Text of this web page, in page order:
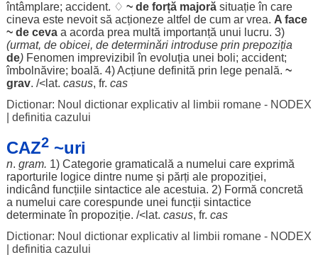
întâmplare; accident. ♢ ~ de forță majoră situațieîn care
cineva este nevoitsă acționeze altfel de cum ar vrea. A face
~ de ceva a acorda prea multă importanță unui lucru. 3)
(urmat, de obicei, de determinări introduseprin prepoziția
de) Fenomen imprevizibil în evoluția unei boli; accident;
îmbolnăvire; boală. 4)Acțiune definită prin lege penală. ~
grav. /<lat. casus, fr. cas
Dictionar: Noul dictionar explicativ al limbii romane - NODEX
definitia cazului
CAZ2~uri
n. gram. 1) Categorie gramaticală a numelui care exprimă
raporturile logice dintre numeși părți ale propoziției,
indicând funcțiile sintactice ale acestuia. 2) Formă concretă
a numelui care corespundeunei funcții sintactice
determinateîn propoziție. /<lat. casus, fr. cas
Dictionar: Noul dictionar explicativ al limbii romane - NODEX
definitia cazului